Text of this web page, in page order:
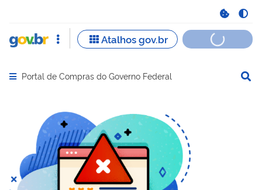
Abrir menu principal de navegação
Portal de Compras do Governo Federal